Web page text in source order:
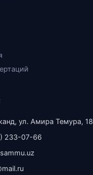
ул. Амира Темура, 18
233-07-66